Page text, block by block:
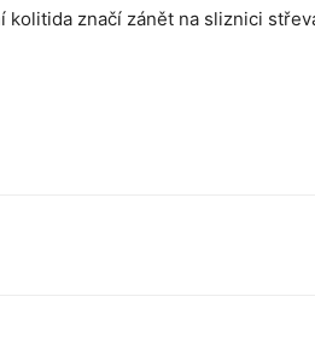
kolitida značí zánět na sliznici